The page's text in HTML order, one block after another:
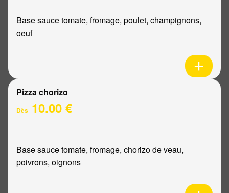
Base sauce tomate, fromage, poulet, champignons,
oeuf
Pizza chorizo
Dès 10.00 €
Base sauce tomate, fromage, chorizo de veau,
poivrons, oignons